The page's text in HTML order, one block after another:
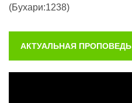
(Бухари:1238)
АКТУАЛЬНАЯ ПРОПОВЕДЬ